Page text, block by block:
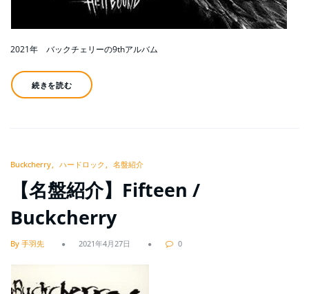
2021年 バックチェリーの9thアルバム
続きを読む
Buckcherry ハードロック 名盤紹介
【名盤紹介】Fifteen /
Buckcherry
By 手羽先 2021年4月27日 0